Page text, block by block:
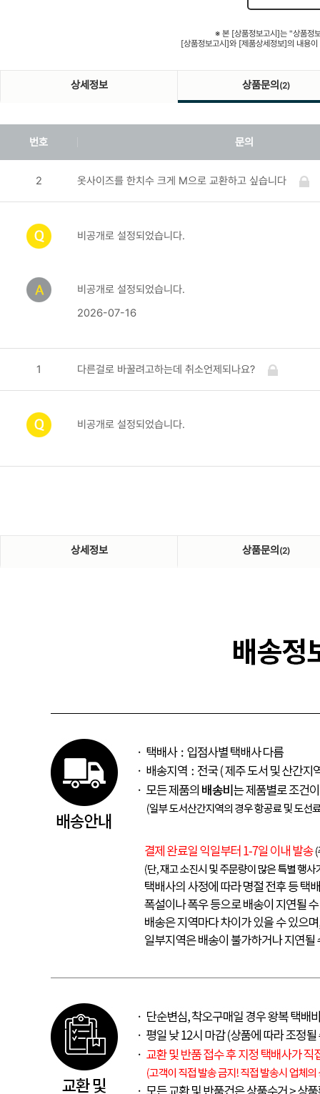
※ 본 [상품정보고시]는 "상품정
[상품정보고시]와 [제품상세정보]의 내용
상세정보 상품문의 (2)
번호 문의
2 옷사이즈를 한치수 크게 M으로 교환하고 싶습니다
비공개로 설정되었습니다.
비공개로 설정되었습니다.
2026-07-16
1 다른걸로 바꿀려고하는데 취소언제되나요?
비공개로 설정되었습니다.
상세정보 상품문의 (2)